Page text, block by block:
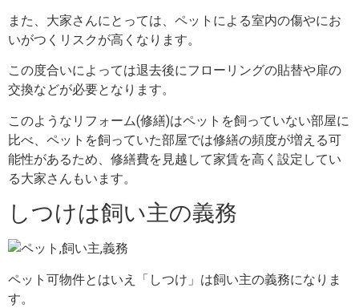
また、大家さんにとっては、ペットによる室内の傷やにお
いがつくリスクが高くなります。
この度合いによっては退去後にフローリングの貼替や扉の
交換などが必要となります。
このようなリフォーム(修繕)はペットを飼っていない部屋に
比べ、ペットを飼っていた部屋では修繕の頻度が増える可
能性があるため、修繕費を見越して家賃を高く設定してい
る大家さんもいます。
しつけは飼い主の義務
ペット可物件とはいえ「しつけ」は飼い主の義務になりま
す。